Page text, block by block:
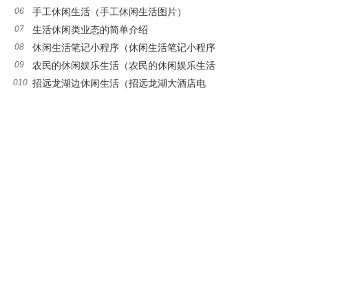
06 手工休闲生活（手工休闲生活图片）
07 生活休闲类业态的简单介绍
08
休闲生活笔记小程序（休闲生活笔记小程序
有哪些）
09
农民的休闲娱乐生活（农民的休闲娱乐生活
图片）
010 招远龙湖边休闲生活（招远龙湖大酒店电